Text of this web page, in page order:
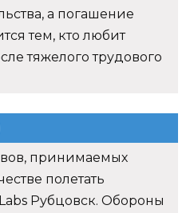
а погашение
тем, кто любит
тяжелого трудового
принимаемых
полетать
Рубцовск. Обороны